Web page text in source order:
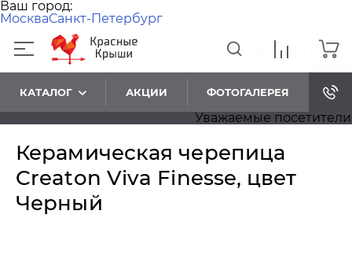
Ваш город:
МоскваСанкт-Петербург
КАТАЛОГ АКЦИИ ФОТОГАЛЕРЕЯ
Уважаемые посетители!
Керамическая черепица
Creaton Viva Finesse, цвет
Черный